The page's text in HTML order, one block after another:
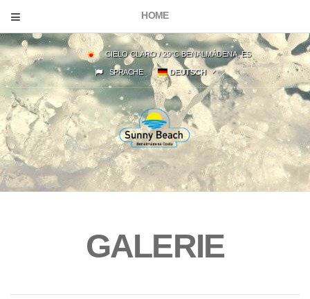
HOME
CIELO CLARO / 29°C BENALMÁDENA, ES
SPRACHE DEUTSCH
GALERIE